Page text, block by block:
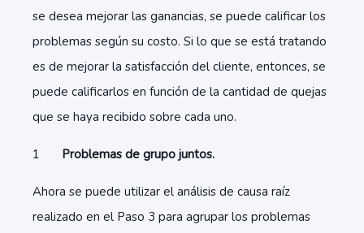
se desea mejorar las ganancias, se puede calificar los
problemas según su costo. Si lo que se está tratando
es de mejorar la satisfacción del cliente, entonces, se
puede calificarlos en función de la cantidad de quejas
que se haya recibido sobre cada uno.
Problemas de grupo juntos.
Ahora se puede utilizar el análisis de causa raíz
realizado en el Paso 3 para agrupar los problemas